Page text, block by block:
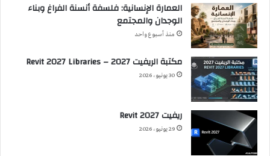
العمارة الإنسانية: فلسفة أنسنة الفراغ وبناء
الوجدان والمجتمع
منذ أسبوع واحد
مكتبة الريفيت 2027 – Revit 2027 Libraries
30 يونيو، 2026
ريفيت 2027 Revit
29 يونيو، 2026